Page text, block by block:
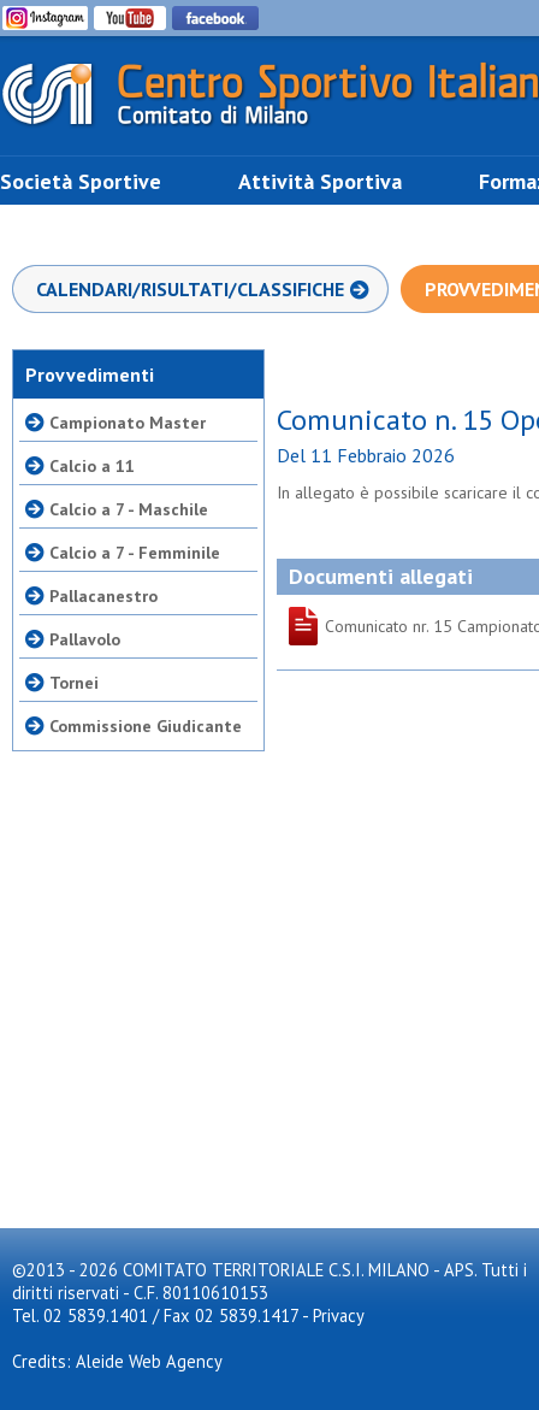
Società Sportive Attività Sportiva
CALENDARI/RISULTATI/CLASSIFICHE
Provvedimenti
Campionato Master
Calcio a 11
Calcio a 7 - Maschile
Calcio a 7 - Femminile
Pallacanestro
Pallavolo
Tornei
Commissione Giudicante
Comunicato n. 15
Del 11 Febbraio 2026
In allegato è possibile scaricare il
Documenti allegati
Comunicato nr. 15
©2013 - 2026 COMITATO TERRITORIALE C.S.I. MILANO - APS. Tutti i
diritti riservati - C.F. 80110610153
Tel. 02 5839.1401 / Fax 02 5839.1417 - Privacy
Credits: Aleide Web Agency